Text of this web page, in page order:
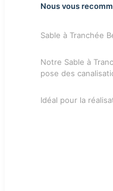
Nous vous
Sable à Tranchée
Notre Sable à
pose des
Idéal pour la